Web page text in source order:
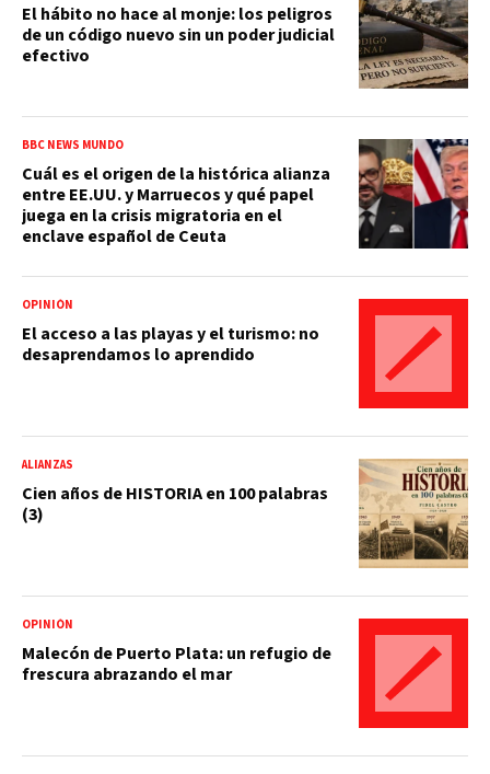
El hábito no hace al monje: los peligros
de un código nuevo sin un poder judicial
efectivo
BBC NEWS MUNDO
Cuál es el origen de la histórica alianza
entre EE.UU. y Marruecos y qué papel
juega en la crisis migratoria en el
enclave español de Ceuta
OPINIÓN
El acceso a las playas y el turismo: no
desaprendamos lo aprendido
ALIANZAS
Cien años de HISTORIA en 100 palabras
(3)
OPINIÓN
Malecón de Puerto Plata: un refugio de
frescura abrazando el mar